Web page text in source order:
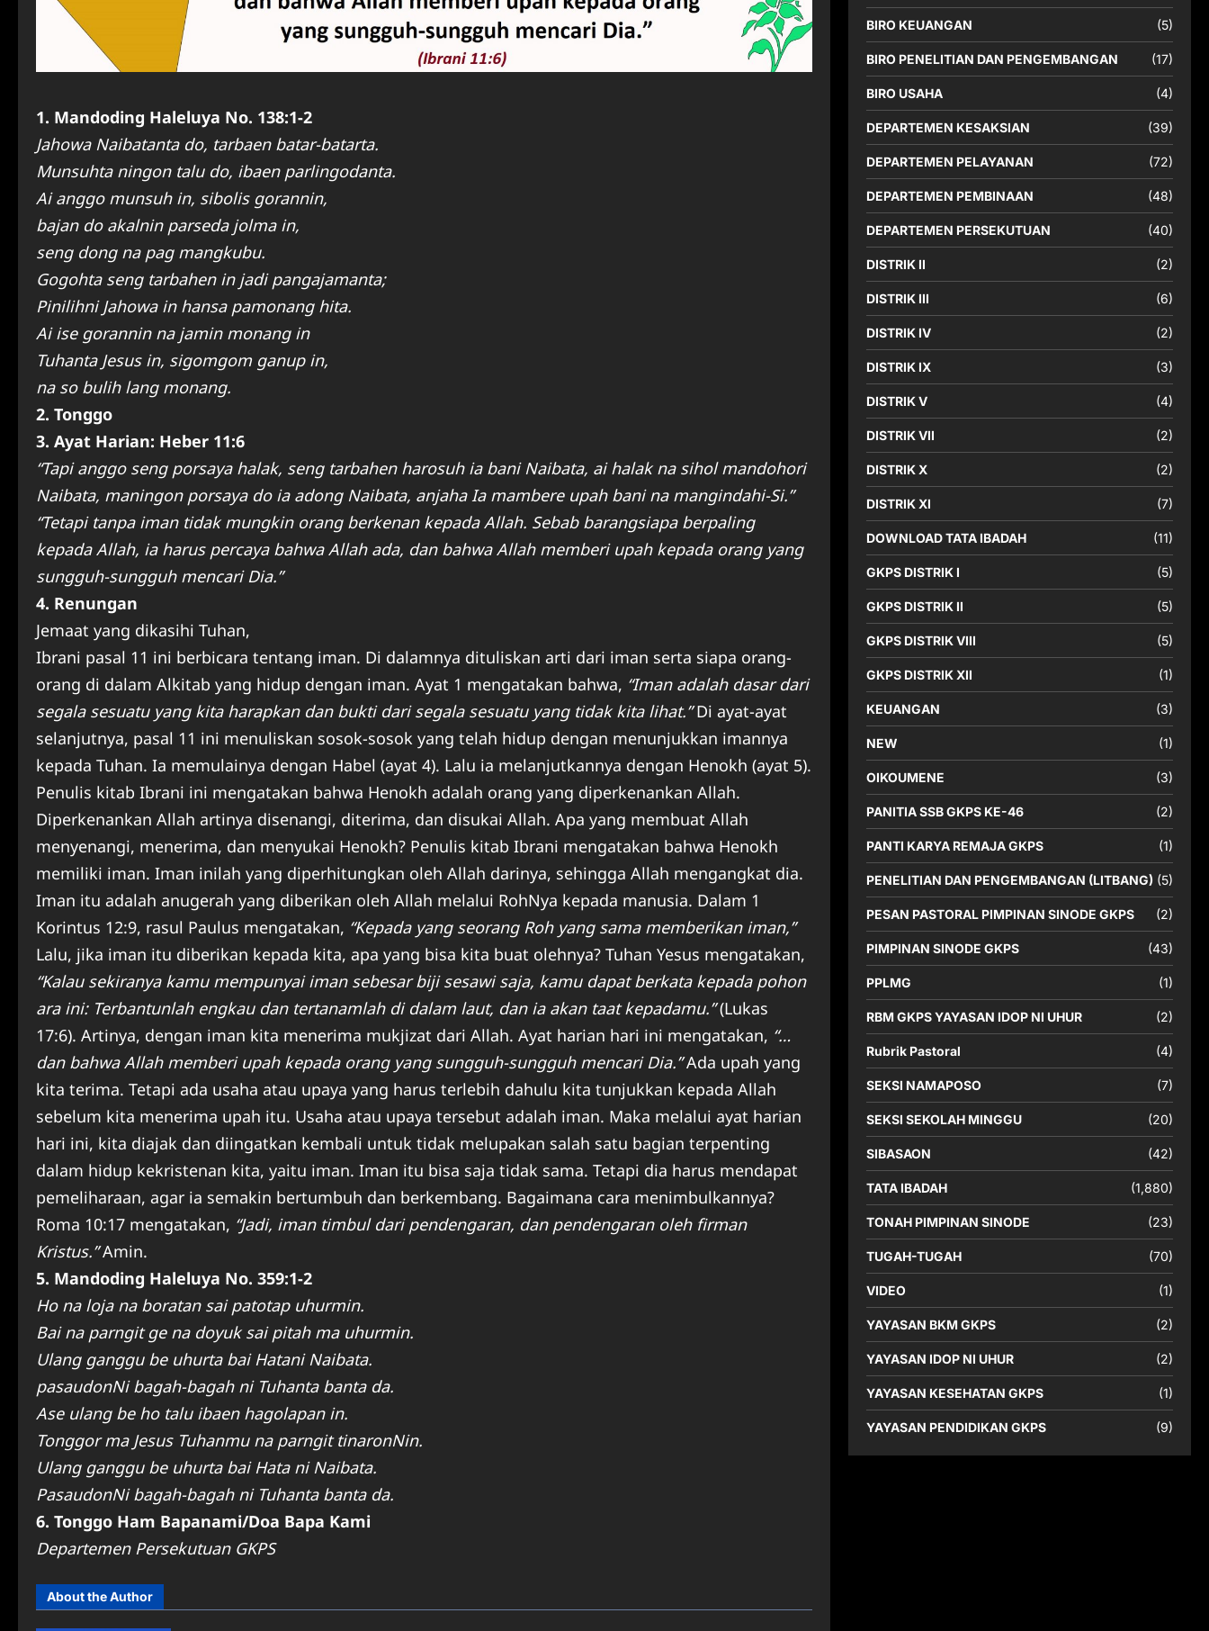
1. Mandoding Haleluya No. 138:1-2
Jahowa Naibatanta do, tarbaen batar-batarta.
Munsuhta ningon talu do, ibaen parlingodanta.
Ai anggo munsuh in, sibolis gorannin,
bajan do akalnin parseda jolma in,
seng dong na pag mangkubu.
Gogohta seng tarbahen in jadi pangajamanta;
Pinilihni Jahowa in hansa pamonang hita.
Ai ise gorannin na jamin monang in
Tuhanta Jesus in, sigomgom ganup in,
na so bulih lang monang.
2. Tonggo
3. Ayat Harian: Heber 11:6
“Tapi anggo seng porsaya halak, seng tarbahen harosuh ia bani Naibata, ai halak na sihol mandohori
Naibata, maningon porsaya do ia adong Naibata, anjaha Ia mambere upah bani na mangindahi-Si.”
“Tetapi tanpa iman tidak mungkin orang berkenan kepada Allah. Sebab barangsiapa berpaling
kepada Allah, ia harus percaya bahwa Allah ada, dan bahwa Allah memberi upah kepada orang yang
sungguh-sungguh mencari Dia.”
4. Renungan
Jemaat yang dikasihi Tuhan,
Ibrani pasal 11 ini berbicara tentang iman. Di dalamnya dituliskan arti dari iman serta siapa orang-
orang di dalam Alkitab yang hidup dengan iman. Ayat 1 mengatakan bahwa, “Iman adalah dasar dari
segala sesuatu yang kita harapkan dan bukti dari segala sesuatu yang tidak kita lihat.”Di ayat-ayat
selanjutnya, pasal 11 ini menuliskan sosok-sosok yang telah hidup dengan menunjukkan imannya
kepada Tuhan. Ia memulainya dengan Habel (ayat 4). Lalu ia melanjutkannya dengan Henokh (ayat 5).
Penulis kitab Ibrani ini mengatakan bahwa Henokh adalah orang yang diperkenankan Allah.
Diperkenankan Allah artinya disenangi, diterima, dan disukai Allah. Apa yang membuat Allah
menyenangi, menerima, dan menyukai Henokh? Penulis kitab Ibrani mengatakan bahwa Henokh
memiliki iman. Iman inilah yang diperhitungkan oleh Allah darinya, sehingga Allah mengangkat dia.
Iman itu adalah anugerah yang diberikan oleh Allah melalui RohNya kepada manusia. Dalam 1
Korintus 12:9, rasul Paulus mengatakan, “Kepada yang seorang Roh yang sama memberikan iman,”
Lalu, jika iman itu diberikan kepada kita, apa yang bisa kita buat olehnya? Tuhan Yesus mengatakan,
“Kalau sekiranya kamu mempunyai iman sebesar biji sesawi saja, kamu dapat berkata kepada pohon
ara ini: Terbantunlah engkau dan tertanamlah di dalam laut, dan ia akan taat kepadamu.”(Lukas
17:6). Artinya, dengan iman kita menerima mukjizat dari Allah. Ayat harian hari ini mengatakan, “…
dan bahwa Allah memberi upah kepada orang yang sungguh-sungguh mencari Dia.”Ada upah yang
kita terima. Tetapi ada usaha atau upaya yang harus terlebih dahulu kita tunjukkan kepada Allah
sebelum kita menerima upah itu. Usaha atau upaya tersebut adalah iman. Maka melalui ayat harian
hari ini, kita diajak dan diingatkan kembali untuk tidak melupakan salah satu bagian terpenting
dalam hidup kekristenan kita, yaitu iman. Iman itu bisa saja tidak sama. Tetapi dia harus mendapat
pemeliharaan, agar ia semakin bertumbuh dan berkembang. Bagaimana cara menimbulkannya?
Roma 10:17 mengatakan, “Jadi, iman timbul dari pendengaran, dan pendengaran oleh firman
Kristus.”Amin.
5. Mandoding Haleluya No. 359:1-2
Ho na loja na boratan sai patotap uhurmin.
Bai na parngit ge na doyuk sai pitah ma uhurmin.
Ulang ganggu be uhurta bai Hatani Naibata.
pasaudonNi bagah-bagah ni Tuhanta banta da.
Ase ulang be ho talu ibaen hagolapan in.
Tonggor ma Jesus Tuhanmu na parngit tinaronNin.
Ulang ganggu be uhurta bai Hata ni Naibata.
PasaudonNi bagah-bagah ni Tuhanta banta da.
6. Tonggo Ham Bapanami/Doa Bapa Kami
Departemen Persekutuan GKPS
About the Author
BIRO KEUANGAN (5)
BIRO PENELITIAN DAN PENGEMBANGAN (17)
BIRO USAHA (4)
DEPARTEMEN KESAKSIAN (39)
DEPARTEMEN PELAYANAN (72)
DEPARTEMEN PEMBINAAN (48)
DEPARTEMEN PERSEKUTUAN (40)
DISTRIK II (2)
DISTRIK III (6)
DISTRIK IV (2)
DISTRIK IX (3)
DISTRIK V (4)
DISTRIK VII (2)
DISTRIK X (2)
DISTRIK XI (7)
DOWNLOAD TATA IBADAH (11)
GKPS DISTRIK I (5)
GKPS DISTRIK II (5)
GKPS DISTRIK VIII (5)
GKPS DISTRIK XII (1)
KEUANGAN (3)
NEW (1)
OIKOUMENE (3)
PANITIA SSB GKPS KE-46 (2)
PANTI KARYA REMAJA GKPS (1)
PENELITIAN DAN PENGEMBANGAN (LITBANG) (5)
PESAN PASTORAL PIMPINAN SINODE GKPS (2)
PIMPINAN SINODE GKPS (43)
PPLMG (1)
RBM GKPS YAYASAN IDOP NI UHUR (2)
Rubrik Pastoral (4)
SEKSI NAMAPOSO (7)
SEKSI SEKOLAH MINGGU (20)
SIBASAON (42)
TATA IBADAH (1,880)
TONAH PIMPINAN SINODE (23)
TUGAH-TUGAH (70)
VIDEO (1)
YAYASAN BKM GKPS (2)
YAYASAN IDOP NI UHUR (2)
YAYASAN KESEHATAN GKPS (1)
YAYASAN PENDIDIKAN GKPS (9)